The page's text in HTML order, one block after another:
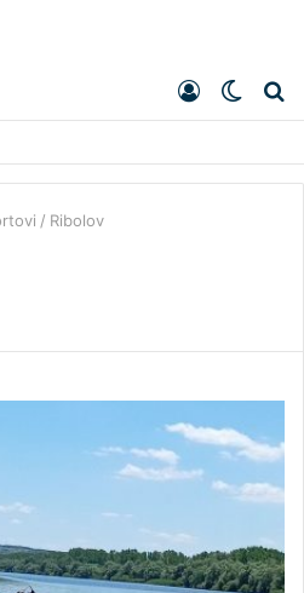
Switch
skin
Prijavite
se
/ Ribolov